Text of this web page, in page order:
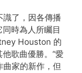
識了，因各傳播
時為人所矚目
Houston 的
歌曲優勝。“愛
曲家的新作，但